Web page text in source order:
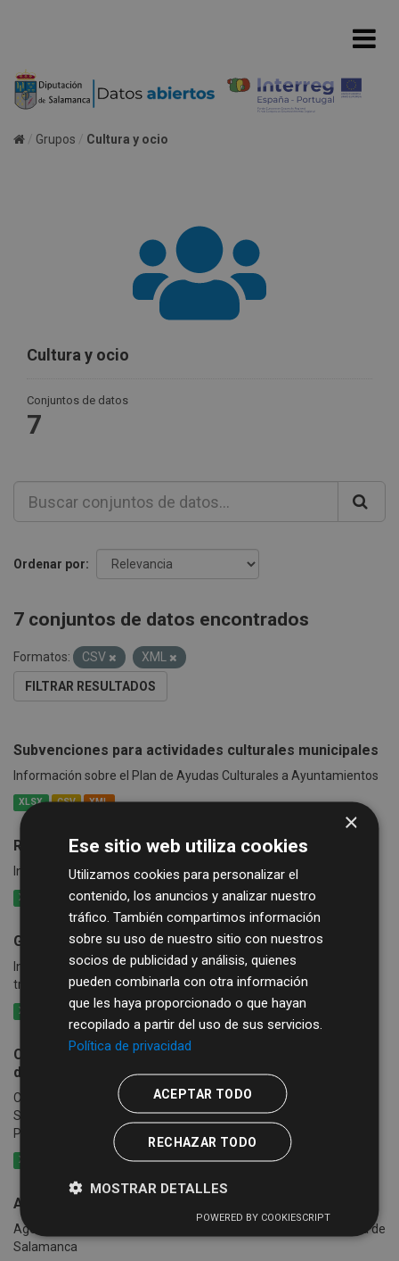
Grupos Cultura y ocio
Cultura y ocio
Conjuntos de datos
7
Ordenar por
7 conjuntos de datos encontrados
Formatos: CSV XML
FILTRAR RESULTADOS
Subvenciones para actividades culturales municipales
Información sobre el Plan de Ayudas Culturales a Ayuntamientos
XLSX CSV XML
Rutas de Bibliobús
Información de las rutas y calendario del Servicio de Bibliobús
XLSX CSV XML
Guía de Recursos Culturales
Información sobre grupos, artistas, empresas..., que se ofertan a
través de la Guía de Recursos Culturales
XLSX CSV XML
Catálogo de publicaciones de la Diputación Provincial
de Salamanca
Catálogo de las publicaciones de la Diputación Provincial de
Salamanca, que incluye las ediciones de la Sección de
Publicaciones de Diputación y las del Instituto de las...
XLSX
Actividades culturales en la provincia
Agenda Cutural: listado de actividades culturales en la provincia de
Salamanca
×
Ese sitio web utiliza cookies
Utilizamos cookies para personalizar el
contenido, los anuncios y analizar nuestro
tráfico. También compartimos información
sobre su uso de nuestro sitio con nuestros
socios de publicidad y análisis, quienes
pueden combinarla con otra información
que les haya proporcionado o que hayan
recopilado a partir del uso de sus servicios.
Política de privacidad
ACEPTAR TODO
RECHAZAR TODO
MOSTRAR DETALLES
POWERED BY COOKIESCRIPT